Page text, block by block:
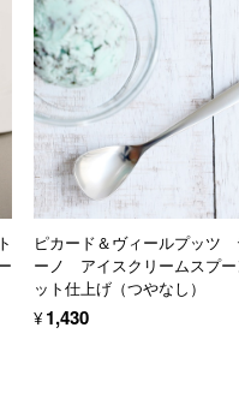
ピカード＆ヴィールプッツ
ーノ アイスクリームスプ
ット仕上げ（つやなし）
¥1,430